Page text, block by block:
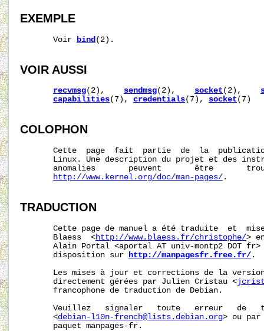
EXEMPLE
       Voir
bind (2).
VOIR AUSSI
recvmsg(2), sendmsg(2), socket (2),
capabilities(7), credentials(7), socket (7)
COLOPHON
Cette  page  fait  partie  de  la
Linux. Une description du projet et des
anomalies       peuvent       être
http://www.kernel.org/doc/man-pages/ .
TRADUCTION
Cette page de manuel a été traduite  et
       Blaess  <
http://www.blaess.fr/christophe/>
Alain Portal <aportal AT univ-montp2 DOT
       disposition sur
http://manpagesfr.free.fr/ .
Les mises à jour et corrections de la
       directement gérées par Julien Cristau <
       francophone de traduction de Debian.
Veuillez   signaler   toute   erreur   de
       <
debian-l10n-french@lists.debian.org> ou par
       paquet manpages-fr.